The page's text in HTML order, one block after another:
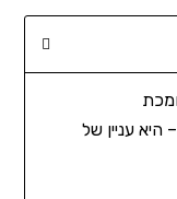
עניין של